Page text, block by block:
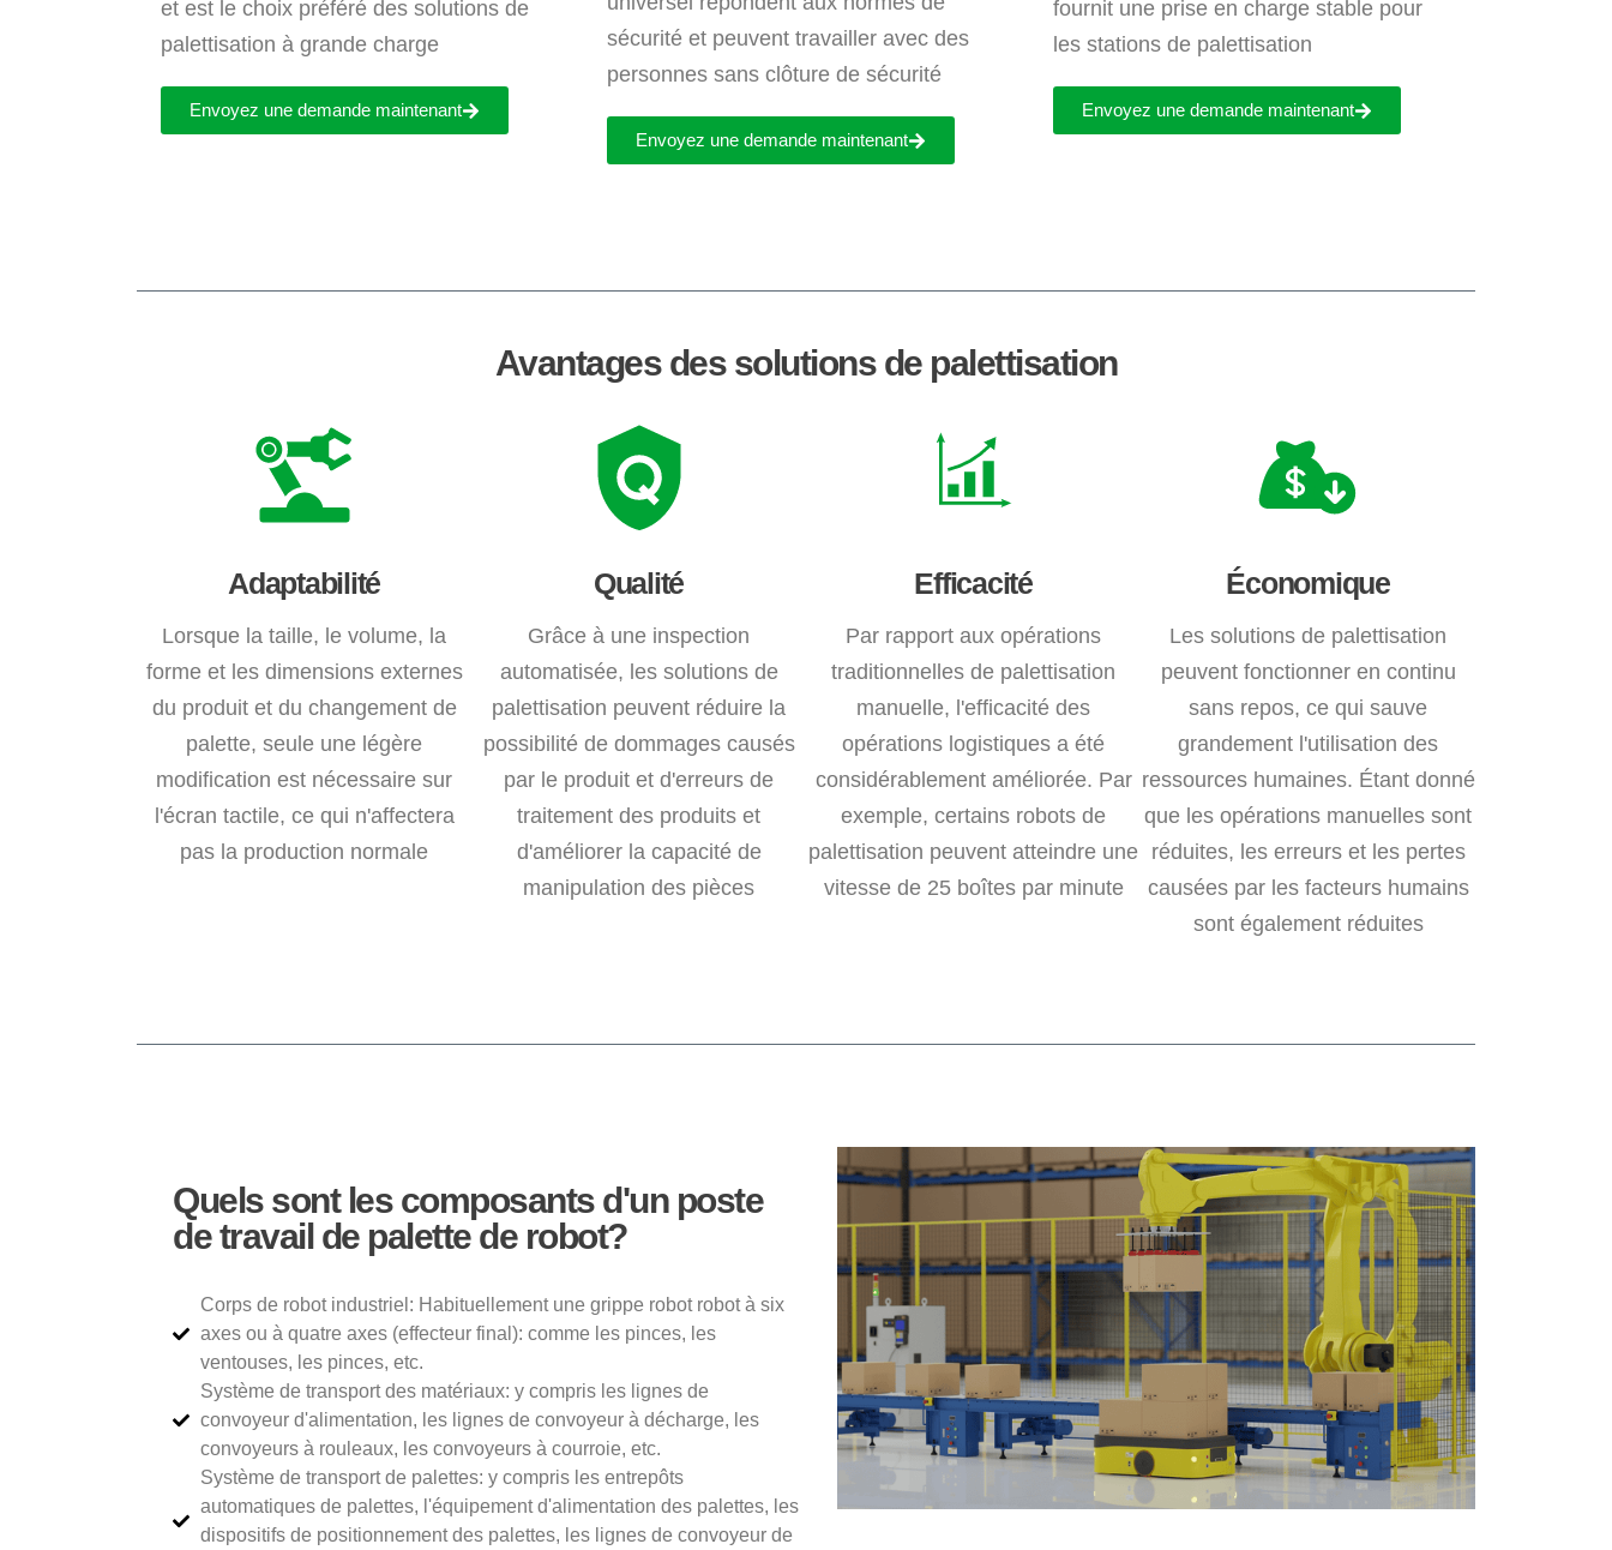
et est le choix préféré des solutions de
palettisation à grande charge
Envoyez une demande maintenant
sécurité et peuvent travailler avec des
personnes sans clôture de sécurité
Envoyez une demande maintenant
fournit une prise en charge stable pour
les stations de palettisation
Envoyez une demande maintenant
Avantages des solutions de palettisation
Adaptabilité
Lorsque la taille, le volume, la
forme et les dimensions externes
du produit et du changement de
palette, seule une légère
modification est nécessaire sur
l'écran tactile, ce qui n'affectera
pas la production normale
Qualité
Grâce à une inspection
automatisée, les solutions de
palettisation peuvent réduire la
possibilité de dommages causés
par le produit et d'erreurs de
traitement des produits et
d'améliorer la capacité de
manipulation des pièces
Efficacité
Par rapport aux opérations
traditionnelles de palettisation
manuelle, l'efficacité des
opérations logistiques a été
considérablement améliorée. Par
exemple, certains robots de
palettisation peuvent atteindre une
vitesse de 25 boîtes par minute
Économique
Les solutions de palettisation
peuvent fonctionner en continu
sans repos, ce qui sauve
grandement l'utilisation des
ressources humaines. Étant donné
que les opérations manuelles sont
réduites, les erreurs et les pertes
causées par les facteurs humains
sont également réduites
Quels sont les composants d'un poste
de travail de palette de robot?
Corps de robot industriel: Habituellement une grippe robot robot à six
axes ou à quatre axes (effecteur final): comme les pinces, les
ventouses, les pinces, etc.
Système de transport des matériaux: y compris les lignes de
convoyeur d'alimentation, les lignes de convoyeur à décharge, les
convoyeurs à rouleaux, les convoyeurs à courroie, etc.
Système de transport de palettes: y compris les entrepôts
automatiques de palettes, l'équipement d'alimentation des palettes, les
dispositifs de positionnement des palettes, les lignes de convoyeur de